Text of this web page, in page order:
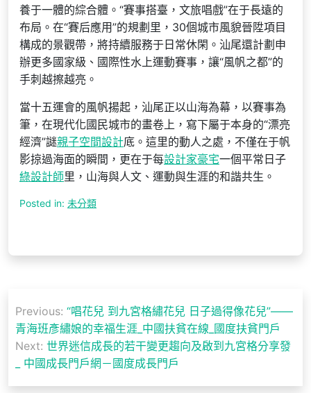
養于一體的綜合體。“賽事搭臺，文旅唱戲”在于長遠的
布局。在“賽后應用”的規劃里，30個城市風貌晉陞項目
構成的景觀帶，將持續服務于日常休閑。汕尾還計劃申
辦更多國家級、國際性水上運動賽事，讓“風帆之都”的
手刺越擦越亮。
當十五運會的風帆揚起，汕尾正以山海為幕，以賽事為
筆，在現代化國民城市的畫卷上，寫下屬于本身的“漂亮
經濟”謎親子空間設計底。這里的動人之處，不僅在于帆
影掠過海面的瞬間，更在于每設計家豪宅一個平常日子
綠設計師里，山海與人文、運動與生涯的和諧共生。
Posted in: 未分類
章
導
覽
Previous: “唱花兒 到九宮格繡花兒 日子過得像花兒”——
青海班彥繡娘的幸福生涯_中國扶貧在線_國度扶貧門戶
Next: 世界迷信成長的若干變更趨向及啟到九宮格分享發
_ 中國成長門戶網－國度成長門戶